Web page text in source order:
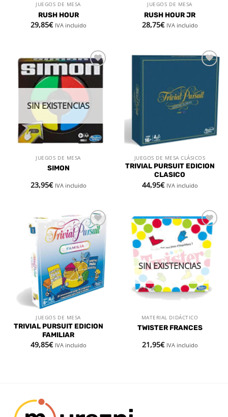
JUEGOS DE MESA
RUSH HOUR
29,85€ IVA incluido
JUEGOS DE MESA
RUSH HOUR JR
28,75€ IVA incluido
Añadir
lista de
deseos
SIN EXISTENCIAS
JUEGOS DE MESA
SIMON
23,95€ IVA incluido
lista de
deseos
JUEGOS DE MESA CLÁSICOS
TRIVIAL PURSUIT EDICION
CLASICO
44,95€ IVA incluido
Añadir
a la
lista de
deseos
JUEGOS DE MESA
TRIVIAL PURSUIT EDICION
FAMILIAR
49,85€ IVA incluido
Añadir
a la
lista de
deseos
SIN EXISTENCIAS
MATERIAL DIDÁCTICO
TWISTER FRANCES
21,95€ IVA incluido